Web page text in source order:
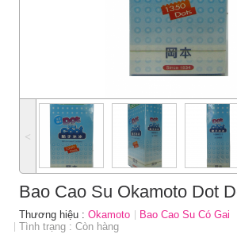
˂
Bao Cao Su Okamoto Dot
Thương hiệu : Okamoto
Bao Cao Su Có Gai
Tình trạng : Còn hàng